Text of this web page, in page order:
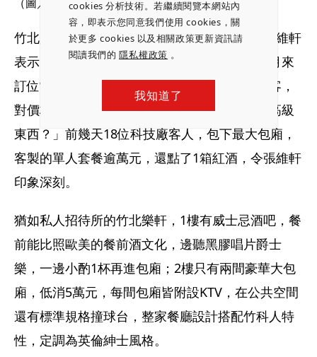
cookies 分析技術。若繼續閱覽本網站內
容，即表示您同意我們使用 cookies，關
於更多 cookies 以及相關政策更新資訊請
閱讀我們的隱私權政策 。
我知道了
竹北是樂軒繼台中、台北、高雄後的第5店，張維軒
表示，兩三年前看好竹北開始籌畫，營業兩個月來
訂位常客滿，「竹北消費力很強勁，類似台北客，
對價格無所謂，更愛客製化，只在乎有沒有更高級
東西？」前幾天18位科技廠客人，包下最大包廂，
客製的單人套餐逾萬元，還點了1箱紅酒，令張維軒
印象深刻。
猶如私人招待所的竹北樂軒，1樓有威士忌酒吧，餐
前能比照歐美的餐前酒文化，邊聽黑膠唱片爵士
樂，一邊小酌1杯再進包廂；2樓只有兩間豪華大包
廂，低消5萬元，每間包廂皆附設KTV，在公共空間
還有標準規格撞球台，整家餐廳設計搭配竹科人特
性，定調為英倫紳士風格。